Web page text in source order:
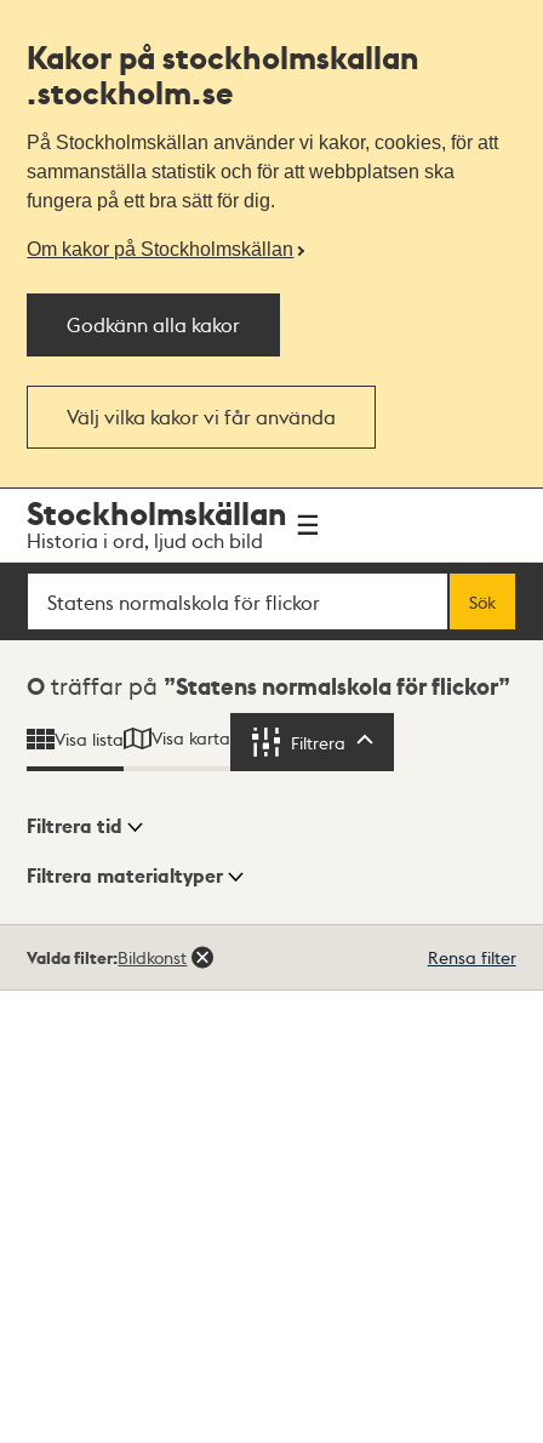
Kakor på stockholmskallan
.stockholm.se
På Stockholmskällan använder vi kakor, cookies, för att
sammanställa statistik och för att webbplatsen ska
fungera på ett bra sätt för dig.
Om kakor på Stockholmskällan
Godkänn alla kakor
Välj vilka kakor vi får använda
navigationen
huvudinnehållet
Stockholmskällan
Historia i ord, ljud och bild
Sök
Sök
Sökresultat
0 träffar på Statens normalskola för flickor
Visa lista Visa karta Filtrera
Visningsläge
Filtrera tid
Filtrera materialtyper
träffar
Valda filter:Bildkonst Rensa filter